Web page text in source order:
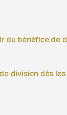
du bénéfice de
division dès